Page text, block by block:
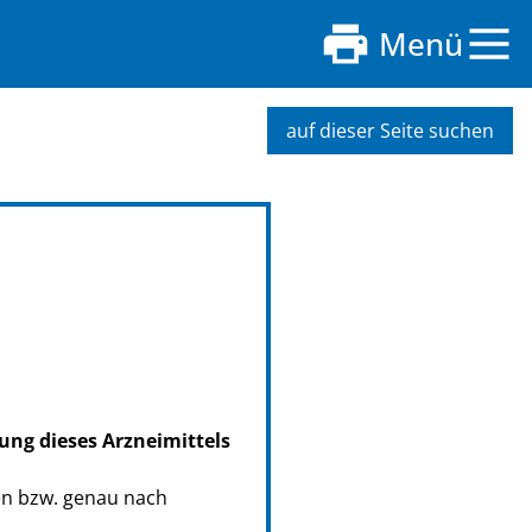
Menü
auf dieser Seite suchen
dieses Arzneimittels
bzw. genau nach